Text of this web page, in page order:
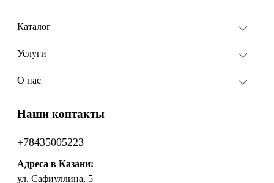
Каталог
Услуги
О нас
Наши контакты
+78435005223
Адреса в Казани:
ул. Сафиуллина, 5